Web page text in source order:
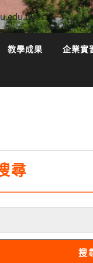
教學成果 企業實
尋
搜